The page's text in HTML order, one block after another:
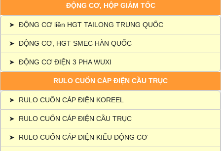
ĐỘNG CƠ, HỘP GIẢM TỐC
➤ ĐỘNG CƠ liền HGT TAILONG TRUNG QUỐC
➤ ĐỘNG CƠ, HGT SMEC HÀN QUỐC
➤ ĐỘNG CƠ ĐIỆN 3 PHA WUXI
RULO CUỐN CÁP ĐIỆN CẦU TRỤC
➤ RULO CUỐN CÁP ĐIỆN KOREEL
➤ RULO CUỐN CÁP ĐIỆN CẦU TRỤC
➤ RULO CUỐN CÁP ĐIỆN KIỂU ĐỘNG CƠ